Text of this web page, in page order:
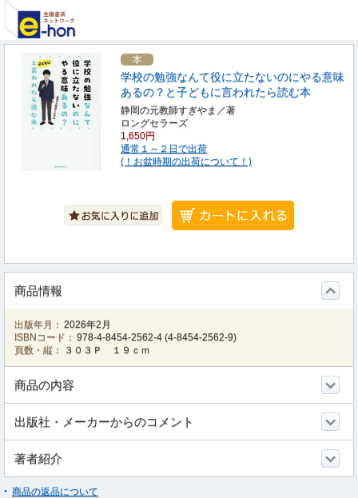
学校の勉強なんて役に立たないのにやる意味
あるの？と子どもに言われたら読む本
静岡の元教師すぎやま／著
ロングセラーズ
1,650円
通常１～２日で出荷
(！お盆時期の出荷について！)
商品情報
出版年月： 2026年2月
ISBNコード： 978-4-8454-2562-4 (4-8454-2562-9)
頁数・縦：
３０３Ｐ １９ｃｍ
商品の内容
出版社・メーカーからのコメント
著者紹介
商品の返品について